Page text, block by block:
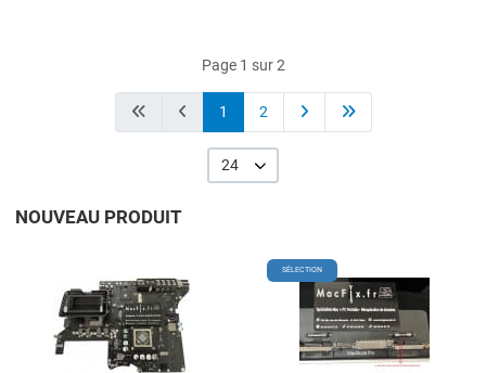
Page 1 sur 2
1 2
24
NOUVEAU PRODUIT
Add to Wishlist
Add to Compare
Quick View
SÉLECTION